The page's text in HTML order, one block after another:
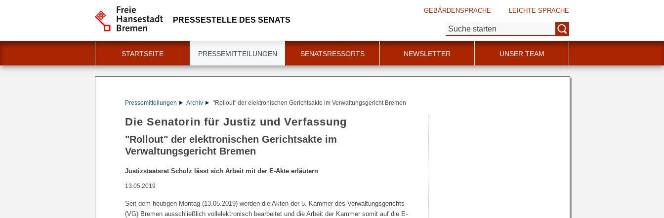
PRESSESTELLE DES SENATS
GEBÄRDENSPRACHE LEICHTE SPRACHE
Suche:
STARTSEITE PRESSEMITTEILUNGEN SENATSRESSORTS NEWSLETTER UNSER TEAM
Pressemitteilungen Archiv "Rollout" der elektronischen Gerichtsakte im Verwaltungsgericht Bremen
Die Senatorin für Justiz und Verfassung
"Rollout" der elektronischen Gerichtsakte im
Verwaltungsgericht Bremen
Justizstaatsrat Schulz lässt sich Arbeit mit der E-Akte erläutern
13.05.2019
Seit dem heutigen Montag (13.05.2019) werden die Akten der 5. Kammer des Verwaltungsgerichts
(VG) Bremen ausschließlich vollelektronisch bearbeitet und die Arbeit der Kammer somit auf die E-